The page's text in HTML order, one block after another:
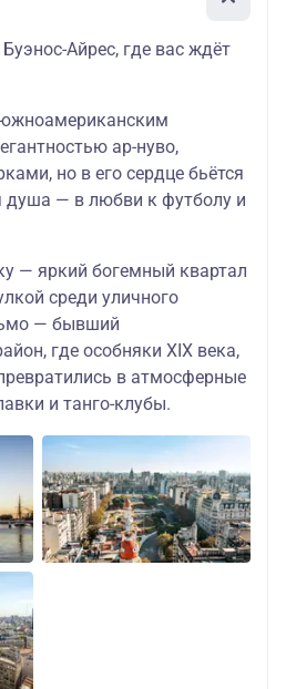
Айрес, где вас ждёт
ар-нуво,
но в его сердце бьётся
душа — в любви к футболу и
— яркий богемный квартал
среди уличного
— бывший
где особняки XIX века,
в атмосферные
и танго-клубы.